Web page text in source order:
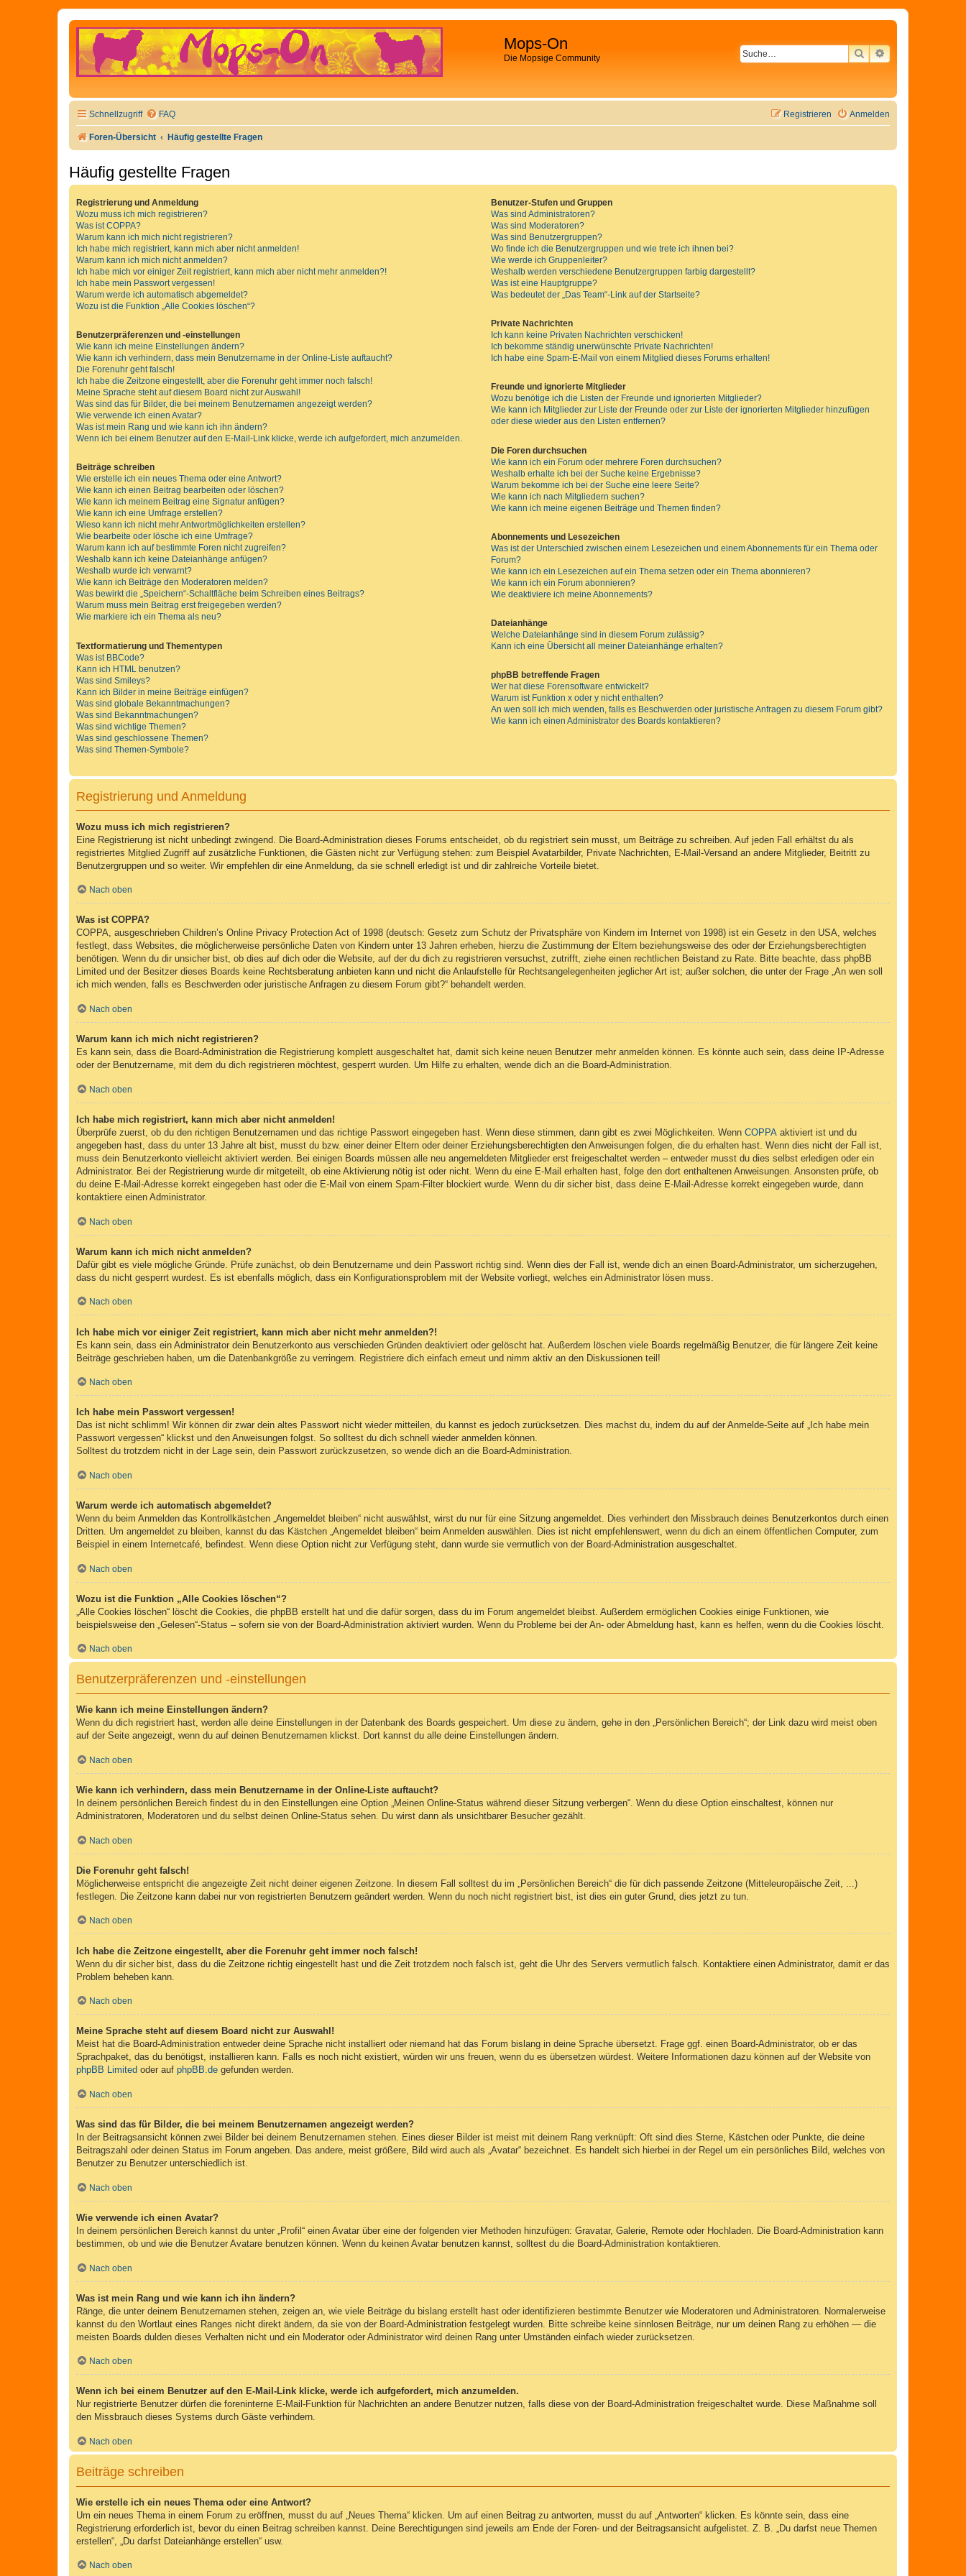
Mops-On
Die Mopsige Community SUCHEERWEITERTE
Schnellzugriff FAQ Anmelden
Registrieren
Foren-Übersicht Häufig gestellte Fragen
Häufig gestellte Fragen
Registrierung und Anmeldung
Wozu muss ich mich registrieren?
Was ist COPPA?
Warum kann ich mich nicht registrieren?
Ich habe mich registriert, kann mich aber nicht anmelden!
Warum kann ich mich nicht anmelden?
Ich habe mich vor einiger Zeit registriert, kann mich aber nicht mehr anmelden?!
Ich habe mein Passwort vergessen!
Warum werde ich automatisch abgemeldet?
Wozu ist die Funktion „Alle Cookies löschen“?
Benutzerpräferenzen und -einstellungen
Wie kann ich meine Einstellungen ändern?
Wie kann ich verhindern, dass mein Benutzername in der Online-Liste auftaucht?
Die Forenuhr geht falsch!
Ich habe die Zeitzone eingestellt, aber die Forenuhr geht immer noch falsch!
Meine Sprache steht auf diesem Board nicht zur Auswahl!
Was sind das für Bilder, die bei meinem Benutzernamen angezeigt werden?
Wie verwende ich einen Avatar?
Was ist mein Rang und wie kann ich ihn ändern?
Wenn ich bei einem Benutzer auf den E-Mail-Link klicke, werde ich aufgefordert, mich anzumelden.
Beiträge schreiben
Wie erstelle ich ein neues Thema oder eine Antwort?
Wie kann ich einen Beitrag bearbeiten oder löschen?
Wie kann ich meinem Beitrag eine Signatur anfügen?
Wie kann ich eine Umfrage erstellen?
Wieso kann ich nicht mehr Antwortmöglichkeiten erstellen?
Wie bearbeite oder lösche ich eine Umfrage?
Warum kann ich auf bestimmte Foren nicht zugreifen?
Weshalb kann ich keine Dateianhänge anfügen?
Weshalb wurde ich verwarnt?
Wie kann ich Beiträge den Moderatoren melden?
Was bewirkt die „Speichern“-Schaltfläche beim Schreiben eines Beitrags?
Warum muss mein Beitrag erst freigegeben werden?
Wie markiere ich ein Thema als neu?
Textformatierung und Thementypen
Was ist BBCode?
Kann ich HTML benutzen?
Was sind Smileys?
Kann ich Bilder in meine Beiträge einfügen?
Was sind globale Bekanntmachungen?
Was sind Bekanntmachungen?
Was sind wichtige Themen?
Was sind geschlossene Themen?
Was sind Themen-Symbole?
Benutzer-Stufen und Gruppen
Was sind Administratoren?
Was sind Moderatoren?
Was sind Benutzergruppen?
Wo finde ich die Benutzergruppen und wie trete ich ihnen bei?
Wie werde ich Gruppenleiter?
Weshalb werden verschiedene Benutzergruppen farbig dargestellt?
Was ist eine Hauptgruppe?
Was bedeutet der „Das Team“-Link auf der Startseite?
Private Nachrichten
Ich kann keine Privaten Nachrichten verschicken!
Ich bekomme ständig unerwünschte Private Nachrichten!
Ich habe eine Spam-E-Mail von einem Mitglied dieses Forums erhalten!
Freunde und ignorierte Mitglieder
Wozu benötige ich die Listen der Freunde und ignorierten Mitglieder?
Wie kann ich Mitglieder zur Liste der Freunde oder zur Liste der ignorierten Mitglieder hinzufügen
oder diese wieder aus den Listen entfernen?
Die Foren durchsuchen
Wie kann ich ein Forum oder mehrere Foren durchsuchen?
Weshalb erhalte ich bei der Suche keine Ergebnisse?
Warum bekomme ich bei der Suche eine leere Seite?
Wie kann ich nach Mitgliedern suchen?
Wie kann ich meine eigenen Beiträge und Themen finden?
Abonnements und Lesezeichen
Was ist der Unterschied zwischen einem Lesezeichen und einem Abonnements für ein Thema oder
Forum?
Wie kann ich ein Lesezeichen auf ein Thema setzen oder ein Thema abonnieren?
Wie kann ich ein Forum abonnieren?
Wie deaktiviere ich meine Abonnements?
Dateianhänge
Welche Dateianhänge sind in diesem Forum zulässig?
Kann ich eine Übersicht all meiner Dateianhänge erhalten?
phpBB betreffende Fragen
Wer hat diese Forensoftware entwickelt?
Warum ist Funktion x oder y nicht enthalten?
An wen soll ich mich wenden, falls es Beschwerden oder juristische Anfragen zu diesem Forum gibt?
Wie kann ich einen Administrator des Boards kontaktieren?
Registrierung und Anmeldung
Wozu muss ich mich registrieren?
Eine Registrierung ist nicht unbedingt zwingend. Die Board-Administration dieses Forums entscheidet, ob du registriert sein musst, um Beiträge zu schreiben. Auf jeden Fall erhältst du als
registriertes Mitglied Zugriff auf zusätzliche Funktionen, die Gästen nicht zur Verfügung stehen: zum Beispiel Avatarbilder, Private Nachrichten, E-Mail-Versand an andere Mitglieder, Beitritt zu
Benutzergruppen und so weiter. Wir empfehlen dir eine Anmeldung, da sie schnell erledigt ist und dir zahlreiche Vorteile bietet.
Nach oben
Was ist COPPA?
COPPA, ausgeschrieben Children’s Online Privacy Protection Act of 1998 (deutsch: Gesetz zum Schutz der Privatsphäre von Kindern im Internet von 1998) ist ein Gesetz in den USA, welches
festlegt, dass Websites, die möglicherweise persönliche Daten von Kindern unter 13 Jahren erheben, hierzu die Zustimmung der Eltern beziehungsweise des oder der Erziehungsberechtigten
benötigen. Wenn du dir unsicher bist, ob dies auf dich oder die Website, auf der du dich zu registrieren versuchst, zutrifft, ziehe einen rechtlichen Beistand zu Rate. Bitte beachte, dass phpBB
Limited und der Besitzer dieses Boards keine Rechtsberatung anbieten kann und nicht die Anlaufstelle für Rechtsangelegenheiten jeglicher Art ist; außer solchen, die unter der Frage „An wen soll
ich mich wenden, falls es Beschwerden oder juristische Anfragen zu diesem Forum gibt?“ behandelt werden.
Nach oben
Warum kann ich mich nicht registrieren?
Es kann sein, dass die Board-Administration die Registrierung komplett ausgeschaltet hat, damit sich keine neuen Benutzer mehr anmelden können. Es könnte auch sein, dass deine IP-Adresse
oder der Benutzername, mit dem du dich registrieren möchtest, gesperrt wurden. Um Hilfe zu erhalten, wende dich an die Board-Administration.
Nach oben
Ich habe mich registriert, kann mich aber nicht anmelden!
Überprüfe zuerst, ob du den richtigen Benutzernamen und das richtige Passwort eingegeben hast. Wenn diese stimmen, dann gibt es zwei Möglichkeiten. Wenn COPPA aktiviert ist und du
angegeben hast, dass du unter 13 Jahre alt bist, musst du bzw. einer deiner Eltern oder deiner Erziehungsberechtigten den Anweisungen folgen, die du erhalten hast. Wenn dies nicht der Fall ist,
muss dein Benutzerkonto vielleicht aktiviert werden. Bei einigen Boards müssen alle neu angemeldeten Mitglieder erst freigeschaltet werden – entweder musst du dies selbst erledigen oder ein
Administrator. Bei der Registrierung wurde dir mitgeteilt, ob eine Aktivierung nötig ist oder nicht. Wenn du eine E-Mail erhalten hast, folge den dort enthaltenen Anweisungen. Ansonsten prüfe, ob
du deine E-Mail-Adresse korrekt eingegeben hast oder die E-Mail von einem Spam-Filter blockiert wurde. Wenn du dir sicher bist, dass deine E-Mail-Adresse korrekt eingegeben wurde, dann
kontaktiere einen Administrator.
Nach oben
Warum kann ich mich nicht anmelden?
Dafür gibt es viele mögliche Gründe. Prüfe zunächst, ob dein Benutzername und dein Passwort richtig sind. Wenn dies der Fall ist, wende dich an einen Board-Administrator, um sicherzugehen,
dass du nicht gesperrt wurdest. Es ist ebenfalls möglich, dass ein Konfigurationsproblem mit der Website vorliegt, welches ein Administrator lösen muss.
Nach oben
Ich habe mich vor einiger Zeit registriert, kann mich aber nicht mehr anmelden?!
Es kann sein, dass ein Administrator dein Benutzerkonto aus verschieden Gründen deaktiviert oder gelöscht hat. Außerdem löschen viele Boards regelmäßig Benutzer, die für längere Zeit keine
Beiträge geschrieben haben, um die Datenbankgröße zu verringern. Registriere dich einfach erneut und nimm aktiv an den Diskussionen teil!
Nach oben
Ich habe mein Passwort vergessen!
Das ist nicht schlimm! Wir können dir zwar dein altes Passwort nicht wieder mitteilen, du kannst es jedoch zurücksetzen. Dies machst du, indem du auf der Anmelde-Seite auf „Ich habe mein
Passwort vergessen“ klickst und den Anweisungen folgst. So solltest du dich schnell wieder anmelden können.
Solltest du trotzdem nicht in der Lage sein, dein Passwort zurückzusetzen, so wende dich an die Board-Administration.
Nach oben
Warum werde ich automatisch abgemeldet?
Wenn du beim Anmelden das Kontrollkästchen „Angemeldet bleiben“ nicht auswählst, wirst du nur für eine Sitzung angemeldet. Dies verhindert den Missbrauch deines Benutzerkontos durch einen
Dritten. Um angemeldet zu bleiben, kannst du das Kästchen „Angemeldet bleiben“ beim Anmelden auswählen. Dies ist nicht empfehlenswert, wenn du dich an einem öffentlichen Computer, zum
Beispiel in einem Internetcafé, befindest. Wenn diese Option nicht zur Verfügung steht, dann wurde sie vermutlich von der Board-Administration ausgeschaltet.
Nach oben
Wozu ist die Funktion „Alle Cookies löschen“?
„Alle Cookies löschen“ löscht die Cookies, die phpBB erstellt hat und die dafür sorgen, dass du im Forum angemeldet bleibst. Außerdem ermöglichen Cookies einige Funktionen, wie
beispielsweise den „Gelesen“-Status – sofern sie von der Board-Administration aktiviert wurden. Wenn du Probleme bei der An- oder Abmeldung hast, kann es helfen, wenn du die Cookies löscht.
Nach oben
Benutzerpräferenzen und -einstellungen
Wie kann ich meine Einstellungen ändern?
Wenn du dich registriert hast, werden alle deine Einstellungen in der Datenbank des Boards gespeichert. Um diese zu ändern, gehe in den „Persönlichen Bereich“; der Link dazu wird meist oben
auf der Seite angezeigt, wenn du auf deinen Benutzernamen klickst. Dort kannst du alle deine Einstellungen ändern.
Nach oben
Wie kann ich verhindern, dass mein Benutzername in der Online-Liste auftaucht?
In deinem persönlichen Bereich findest du in den Einstellungen eine Option „Meinen Online-Status während dieser Sitzung verbergen“. Wenn du diese Option einschaltest, können nur
Administratoren, Moderatoren und du selbst deinen Online-Status sehen. Du wirst dann als unsichtbarer Besucher gezählt.
Nach oben
Die Forenuhr geht falsch!
Möglicherweise entspricht die angezeigte Zeit nicht deiner eigenen Zeitzone. In diesem Fall solltest du im „Persönlichen Bereich“ die für dich passende Zeitzone (Mitteleuropäische Zeit, ...)
festlegen. Die Zeitzone kann dabei nur von registrierten Benutzern geändert werden. Wenn du noch nicht registriert bist, ist dies ein guter Grund, dies jetzt zu tun.
Nach oben
Ich habe die Zeitzone eingestellt, aber die Forenuhr geht immer noch falsch!
Wenn du dir sicher bist, dass du die Zeitzone richtig eingestellt hast und die Zeit trotzdem noch falsch ist, geht die Uhr des Servers vermutlich falsch. Kontaktiere einen Administrator, damit er das
Problem beheben kann.
Nach oben
Meine Sprache steht auf diesem Board nicht zur Auswahl!
Meist hat die Board-Administration entweder deine Sprache nicht installiert oder niemand hat das Forum bislang in deine Sprache übersetzt. Frage ggf. einen Board-Administrator, ob er das
Sprachpaket, das du benötigst, installieren kann. Falls es noch nicht existiert, würden wir uns freuen, wenn du es übersetzen würdest. Weitere Informationen dazu können auf der Website von
phpBB Limited oder auf phpBB.de gefunden werden.
Nach oben
Was sind das für Bilder, die bei meinem Benutzernamen angezeigt werden?
In der Beitragsansicht können zwei Bilder bei deinem Benutzernamen stehen. Eines dieser Bilder ist meist mit deinem Rang verknüpft: Oft sind dies Sterne, Kästchen oder Punkte, die deine
Beitragszahl oder deinen Status im Forum angeben. Das andere, meist größere, Bild wird auch als „Avatar“ bezeichnet. Es handelt sich hierbei in der Regel um ein persönliches Bild, welches von
Benutzer zu Benutzer unterschiedlich ist.
Nach oben
Wie verwende ich einen Avatar?
In deinem persönlichen Bereich kannst du unter „Profil“ einen Avatar über eine der folgenden vier Methoden hinzufügen: Gravatar, Galerie, Remote oder Hochladen. Die Board-Administration kann
bestimmen, ob und wie die Benutzer Avatare benutzen können. Wenn du keinen Avatar benutzen kannst, solltest du die Board-Administration kontaktieren.
Nach oben
Was ist mein Rang und wie kann ich ihn ändern?
Ränge, die unter deinem Benutzernamen stehen, zeigen an, wie viele Beiträge du bislang erstellt hast oder identifizieren bestimmte Benutzer wie Moderatoren und Administratoren. Normalerweise
kannst du den Wortlaut eines Ranges nicht direkt ändern, da sie von der Board-Administration festgelegt wurden. Bitte schreibe keine sinnlosen Beiträge, nur um deinen Rang zu erhöhen — die
meisten Boards dulden dieses Verhalten nicht und ein Moderator oder Administrator wird deinen Rang unter Umständen einfach wieder zurücksetzen.
Nach oben
Wenn ich bei einem Benutzer auf den E-Mail-Link klicke, werde ich aufgefordert, mich anzumelden.
Nur registrierte Benutzer dürfen die foreninterne E-Mail-Funktion für Nachrichten an andere Benutzer nutzen, falls diese von der Board-Administration freigeschaltet wurde. Diese Maßnahme soll
den Missbrauch dieses Systems durch Gäste verhindern.
Nach oben
Beiträge schreiben
Wie erstelle ich ein neues Thema oder eine Antwort?
Um ein neues Thema in einem Forum zu eröffnen, musst du auf „Neues Thema“ klicken. Um auf einen Beitrag zu antworten, musst du auf „Antworten“ klicken. Es könnte sein, dass eine
Registrierung erforderlich ist, bevor du einen Beitrag schreiben kannst. Deine Berechtigungen sind jeweils am Ende der Foren- und der Beitragsansicht aufgelistet. Z. B. „Du darfst neue Themen
erstellen“, „Du darfst Dateianhänge erstellen“ usw.
Nach oben